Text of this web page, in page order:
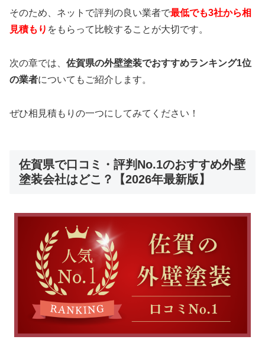
そのため、ネットで評判の良い業者で最低でも3社から相
見積もり をもらって比較することが大切です。
次の章では、 佐賀県の外壁塗装でおすすめランキング1位
の業者についてもご紹介します。
ぜひ相見積もりの一つにしてみてください！
佐賀県で口コミ・評判No.1のおすすめ外壁
塗装会社はどこ？【2026年最新版】